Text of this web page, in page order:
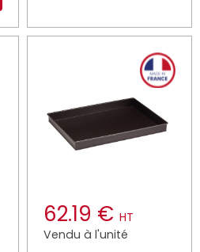
62.19 € HT
Vendu à l'unité